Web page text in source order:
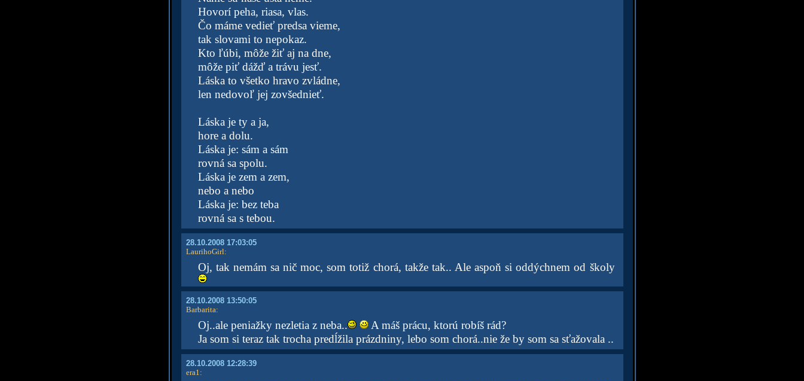
Hovorí peha, riasa, vlas.
Čo máme vedieť predsa vieme,
tak slovami to nepokaz.
Kto ľúbi, môže žiť aj na dne,
môže piť dážď a trávu jesť.
Láska to všetko hravo zvládne,
len nedovoľ jej zovšednieť.
Láska je ty a ja,
hore a dolu.
Láska je: sám a sám
rovná sa spolu.
Láska je zem a zem,
nebo a nebo
Láska je: bez teba
rovná sa s tebou.
28.10.2008 17:03:05
LaurihoGirl:
Oj, tak nemám sa nič moc, som totiž chorá, takže tak.. Ale aspoň si oddýchnem od školy
28.10.2008 13:50:05
Barbarita:
Oj..ale peniažky nezletia z neba..
A máš prácu, ktorú robíš rád?
Ja som si teraz tak trocha predĺžila prázdniny, lebo som chorá..nie že by som sa sťažovala ..
28.10.2008 12:28:39
era1: